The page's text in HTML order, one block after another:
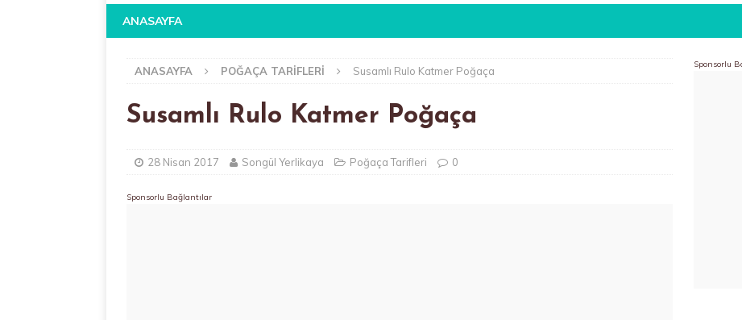
ANASAYFA
ANASAYFA POĞAÇA TARIFLERI Susamlı Rulo Katmer Poğaça
Susamlı Rulo Katmer Poğaça
28 Nisan 2017 Songül Yerlikaya Poğaça Tarifleri 0
Sponsorlu Bağlantılar
Sponsorlu